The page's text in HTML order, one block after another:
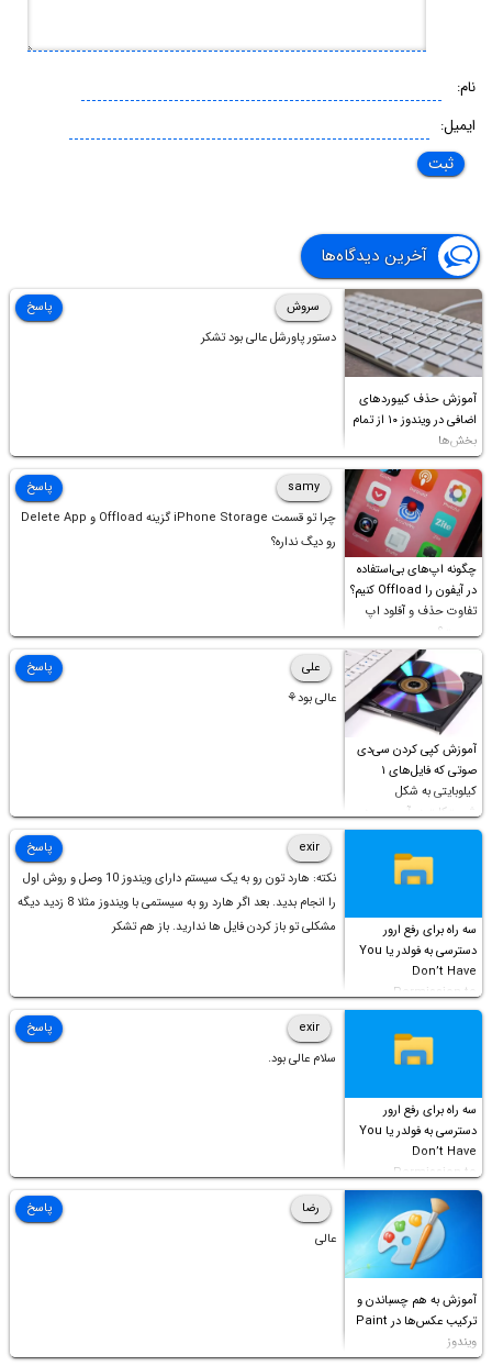
نام:
ایمیل:
آخرین دیدگاه‌ها
آموزش حذف کیبوردهای
اضافی در ویندوز ۱۰ از تمام
بخش‌ها
سروش
دستور پاورشل عالی بود تشکر
پاسخ
چگونه اپ‌های بی‌استفاده
در آیفون را Offload کنیم؟
تفاوت حذف و آفلود اپ
چیست؟
samy
چرا تو قسمت iPhone Storage گزینه Offload و Delete App
رو دیگ نداره؟
پاسخ
آموزش کپی کردن سی‌دی
صوتی که فایل‌های ۱
کیلوبایتی به شکل
شورت‌کات در آن موجود
است!
علی
عالی بود⚘
پاسخ
سه راه برای رفع ارور
دسترسی به فولدر یا You
Don’t Have
Permission to
Access this folder
exir
نکته: هارد تون رو به یک سیستم دارای ویندوز 10 وصل و روش اول
را انجام بدید. بعد اگر هارد رو به سیستمی با ویندوز مثلا 8 زدید دیگه
مشکلی تو باز کردن فایل ها ندارید. باز هم تشکر
پاسخ
سه راه برای رفع ارور
دسترسی به فولدر یا You
Don’t Have
Permission to
Access this folder
exir
سلام عالی بود.
پاسخ
آموزش به هم چسباندن و
ترکیب عکس‌ها در Paint
ویندوز
رضا
عالی
پاسخ